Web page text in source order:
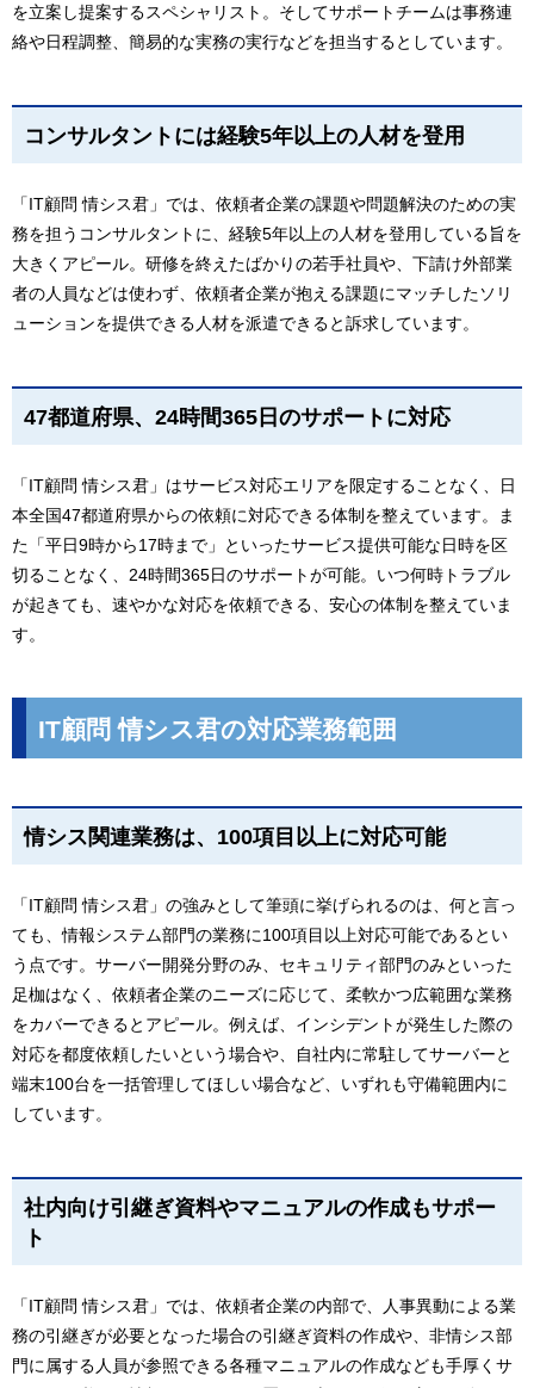
を立案し提案するスペシャリスト。そしてサポートチームは事務連
絡や日程調整、簡易的な実務の実行などを担当するとしています。
コンサルタントには経験5年以上の人材を登用
「IT顧問 情シス君」では、依頼者企業の課題や問題解決のための実
務を担うコンサルタントに、経験5年以上の人材を登用している旨を
大きくアピール。研修を終えたばかりの若手社員や、下請け外部業
者の人員などは使わず、依頼者企業が抱える課題にマッチしたソリ
ューションを提供できる人材を派遣できると訴求しています。
47都道府県、24時間365日のサポートに対応
「IT顧問 情シス君」はサービス対応エリアを限定することなく、日
本全国47都道府県からの依頼に対応できる体制を整えています。ま
た「平日9時から17時まで」といったサービス提供可能な日時を区
切ることなく、24時間365日のサポートが可能。いつ何時トラブル
が起きても、速やかな対応を依頼できる、安心の体制を整えていま
す。
IT顧問 情シス君の対応業務範囲
情シス関連業務は、100項目以上に対応可能
「IT顧問 情シス君」の強みとして筆頭に挙げられるのは、何と言っ
ても、情報システム部門の業務に100項目以上対応可能であるとい
う点です。サーバー開発分野のみ、セキュリティ部門のみといった
足枷はなく、依頼者企業のニーズに応じて、柔軟かつ広範囲な業務
をカバーできるとアピール。例えば、インシデントが発生した際の
対応を都度依頼したいという場合や、自社内に常駐してサーバーと
端末100台を一括管理してほしい場合など、いずれも守備範囲内に
しています。
社内向け引継ぎ資料やマニュアルの作成もサポー
ト
「IT顧問 情シス君」では、依頼者企業の内部で、人事異動による業
務の引継ぎが必要となった場合の引継ぎ資料の作成や、非情シス部
門に属する人員が参照できる各種マニュアルの作成なども手厚くサ